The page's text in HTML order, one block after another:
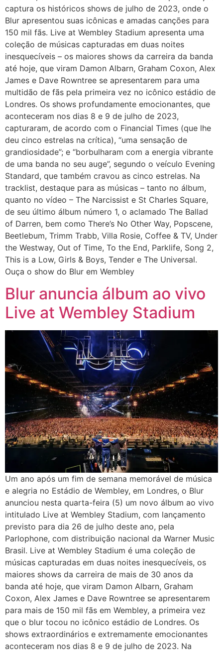
captura os históricos shows de julho de 2023, onde o
Blur apresentou suas icônicas e amadas canções para
150 mil fãs. Live at Wembley Stadium apresenta uma
coleção de músicas capturadas em duas noites
inesquecíveis – os maiores shows da carreira da banda
até hoje, que viram Damon Albarn, Graham Coxon, Alex
James e Dave Rowntree se apresentarem para uma
multidão de fãs pela primeira vez no icônico estádio de
Londres. Os shows profundamente emocionantes, que
aconteceram nos dias 8 e 9 de julho de 2023,
capturaram, de acordo com o Financial Times (que lhe
deu cinco estrelas na crítica), “uma sensação de
grandiosidade”; e “borbulharam com a energia vibrante
de uma banda no seu auge”, segundo o veículo Evening
Standard, que também cravou as cinco estrelas. Na
tracklist, destaque para as músicas – tanto no álbum,
quanto no vídeo – The Narcissist e St Charles Square,
de seu último álbum número 1, o aclamado The Ballad
of Darren, bem como There’s No Other Way, Popscene,
Beetlebum, Trimm Trabb, Villa Rosie, Coffee & TV, Under
the Westway, Out of Time, To the End, Parklife, Song 2,
This is a Low, Girls & Boys, Tender e The Universal.
Ouça o show do Blur em Wembley
Blur anuncia álbum ao vivo
Live at Wembley Stadium
Um ano após um fim de semana memorável de música
e alegria no Estádio de Wembley, em Londres, o Blur
anunciou nesta quarta-feira (5) um novo álbum ao vivo
intitulado Live at Wembley Stadium, com lançamento
previsto para dia 26 de julho deste ano, pela
Parlophone, com distribuição nacional da Warner Music
Brasil. Live at Wembley Stadium é uma coleção de
músicas capturadas em duas noites inesquecíveis, os
maiores shows da carreira de mais de 30 anos da
banda até hoje, que viram Damon Albarn, Graham
Coxon, Alex James e Dave Rowntree se apresentarem
para mais de 150 mil fãs em Wembley, a primeira vez
que o blur tocou no icônico estádio de Londres. Os
shows extraordinários e extremamente emocionantes
aconteceram nos dias 8 e 9 de julho de 2023. Na